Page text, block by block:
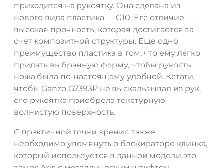
приходится на рукоятку. Она сделана из
нового вида пластика — G10. Его отличие —
высокая прочность, которая достигается за
счет композитной структуры. Еще одно
преимущество пластика в том, что ему легко
придать выбранную форму, чтобы рукоять
ножа была по-настоящему удобной. Кстати,
чтобы Ganzo G7393Р не выскальзывал из рук,
его рукоятка приобрела текстурную
волнистую поверхность.
С практичной точки зрения также
необходимо упомянуть о блокираторе клинка,
который используется в данной модели это